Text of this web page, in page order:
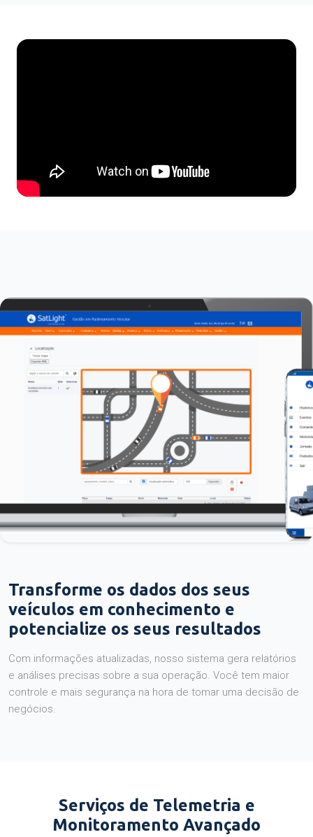
Transforme os dados dos seus
veículos em conhecimento e
potencialize os seus resultados
Com informações atualizadas, nosso sistema gera relatórios
e análises precisas sobre a sua operação. Você tem maior
controle e mais segurança na hora de tomar uma decisão de
negócios.
Serviços de Telemetria e
Monitoramento Avançado